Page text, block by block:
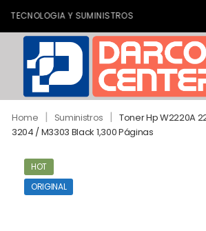
Y SUMINISTROS
Home | Suministros | Toner Hp W2220A
3204 / M3303 Black 1,300 Páginas
HOT
ORIGINAL